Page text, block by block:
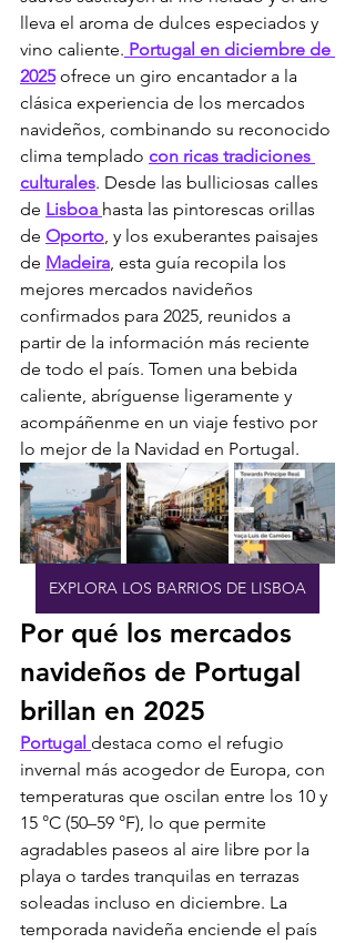
lleva el aroma de dulces especiados y
vino caliente. Portugal en diciembre de
2025 ofrece un giro encantador a la
clásica experiencia de los mercados
navideños, combinando su reconocido
clima templado con ricas tradiciones
culturales. Desde las bulliciosas calles
de Lisboa hasta las pintorescas orillas
de Oporto , y los exuberantes paisajes
de Madeira , esta guía recopila los
mejores mercados navideños
confirmados para 2025, reunidos a
partir de la información más reciente
de todo el país. Tomen una bebida
caliente, abríguense ligeramente y
acompáñenme en un viaje festivo por
lo mejor de la Navidad en Portugal.
EXPLORA LOS BARRIOS DE LISBOA
Por qué los mercados
navideños de Portugal
brillan en 2025
Portugal destaca como el refugio
invernal más acogedor de Europa, con
temperaturas que oscilan entre los 10 y
15 °C (50–59 °F), lo que permite
agradables paseos al aire libre por la
playa o tardes tranquilas en terrazas
soleadas incluso en diciembre. La
temporada navideña enciende el país